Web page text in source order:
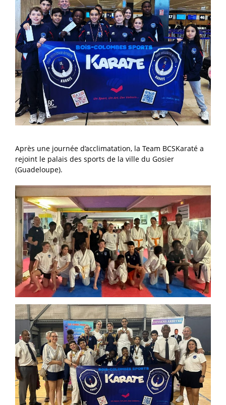
Après une journée d’acclimatation, la Team BCSKaraté a
rejoint le palais des sports de la ville du Gosier
(Guadeloupe).